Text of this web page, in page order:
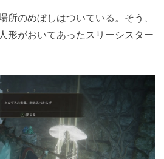
所のめぼしはついている。そう、
形がおいてあったスリーシスター